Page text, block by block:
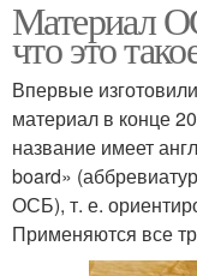
Материал
что это
Впервые
материал в конце
название имеет
board»
ОСБ), т. е.
Применяются все